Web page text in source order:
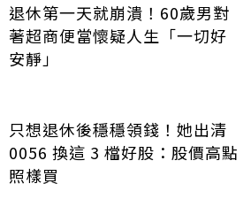
退休第一天就崩潰！60歲男對
著超商便當懷疑人生「一切好
安靜」
只想退休後穩穩領錢！她出清
0056 換這 3 檔好股：股價高點
照樣買